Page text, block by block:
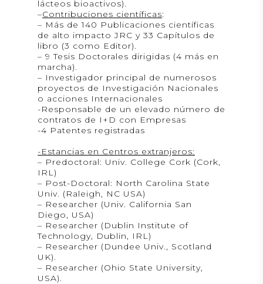
lácteos bioactivos).
–Contribuciones científicas:
– Más de 140 Publicaciones científicas
de alto impacto JRC y 33 Capítulos de
libro (3 como Editor).
– 9 Tesis Doctorales dirigidas (4 más en
marcha).
– Investigador principal de numerosos
proyectos de Investigación Nacionales
o acciones Internacionales
-Responsable de un elevado número de
contratos de I+D con Empresas
-4 Patentes registradas
-Estancias en Centros extranjeros:
– Predoctoral: Univ. College Cork (Cork,
IRL)
– Post-Doctoral: North Carolina State
Univ. (Raleigh, NC USA)
– Researcher (Univ. California San
Diego, USA)
– Researcher (Dublin Institute of
Technology, Dublin, IRL)
– Researcher (Dundee Univ., Scotland
UK).
– Researcher (Ohio State University,
USA).